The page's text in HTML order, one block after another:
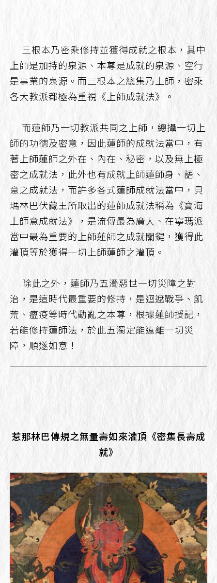
三根本乃密乘修持並獲得成就之根本，其中
上師是加持的泉源、本尊是成就的泉源、空行
是事業的泉源。而三根本之總集乃上師，密乘
各大教派都極為重視《上師成就法》。
而蓮師乃一切教派共同之上師，總攝一切上
師的功德及密意，因此蓮師的成就法當中，有
著上師蓮師之外在、內在、秘密，以及無上極
密之成就法，此外也有成就上師蓮師身、語、
意之成就法，而許多各式蓮師成就法當中，貝
瑪林巴伏藏王所取出的蓮師成就法稱為《寶海
上師意成就法》，是流傳最為廣大、在寧瑪派
當中最為重要的上師蓮師之成就關鍵，獲得此
灌頂等於獲得一切上師蓮師之灌頂。
除此之外，蓮師乃五濁惡世一切災障之對
治，是這時代最重要的修持，是迴遮戰爭、飢
荒、瘟疫等時代動亂之本尊，根據蓮師授記，
若能修持蓮師法，於此五濁定能遠離一切災
障，順遂如意！
惹那林巴傳規之無量壽如來灌頂《密集長壽成
就》